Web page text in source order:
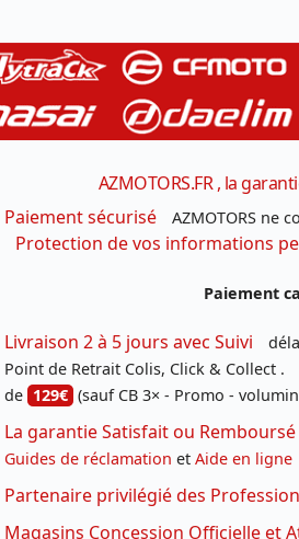
AZMOTORS.FR , la
Paiement sécurisé
AZMOTORS ne
Protection de vos informations
Paiement
Livraison 2 à 5 jours avec Suivi
Point de Retrait Colis, Click & Collect .
de 129€ (sauf CB 3× - Promo -
La garantie Satisfait ou Remboursé
Guides de réclamation et Aide en ligne
Partenaire privilégié des
Magasins Concession Officielle et